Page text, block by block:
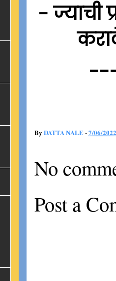
- ज्याची
By DATTA NALE-7/06/2022
No
Post a